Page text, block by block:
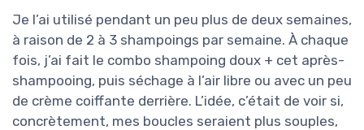
Je l’ai utilisé pendant un peu plus de deux semaines,
à raison de 2 à 3 shampoings par semaine. À chaque
fois, j’ai fait le combo shampoing doux + cet après-
shampooing, puis séchage à l’air libre ou avec un peu
de crème coiffante derrière. L’idée, c’était de voir si,
concrètement, mes boucles seraient plus souples,